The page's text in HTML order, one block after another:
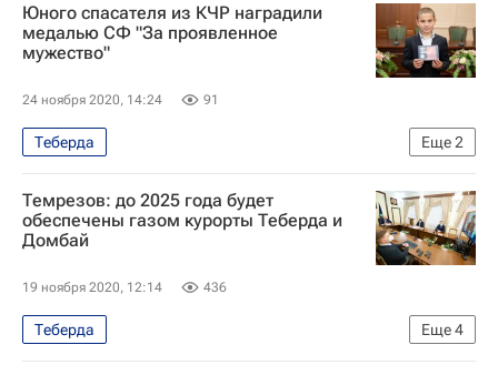
Северный Кавказ
Архыз Россия
Юного спасателя из КЧР наградили
медалью СФ "За проявленное
мужество"
24 ноября 2020, 14:24 91
Еще2
Теберда
Карачаево-Черкесская Республика
Рашид Темрезов
Темрезов: до 2025 года будет
обеспечены газом курорты Теберда и
Домбай
19 ноября 2020, 12:14 436
Еще4
Теберда
Карачаево-Черкесская Республика